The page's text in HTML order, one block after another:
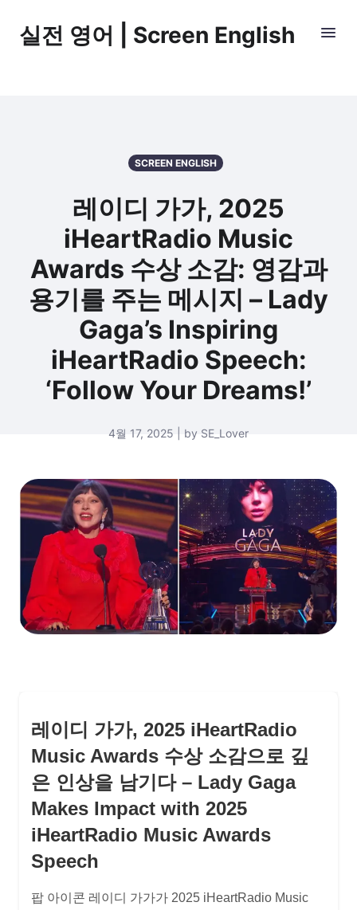
실전 영어 | Screen English
SCREEN ENGLISH
레이디 가가, 2025
iHeartRadio Music
Awards 수상 소감: 영감과
용기를 주는 메시지 – Lady
Gaga’s Inspiring
iHeartRadio Speech:
‘Follow Your Dreams!’
4월 17, 2025 | by SE_Lover
레이디 가가, 2025 iHeartRadio
Music Awards 수상 소감으로 깊
은 인상을 남기다 – Lady Gaga
Makes Impact with 2025
iHeartRadio Music Awards
Speech
팝 아이콘 레이디 가가가 2025 iHeartRadio Music